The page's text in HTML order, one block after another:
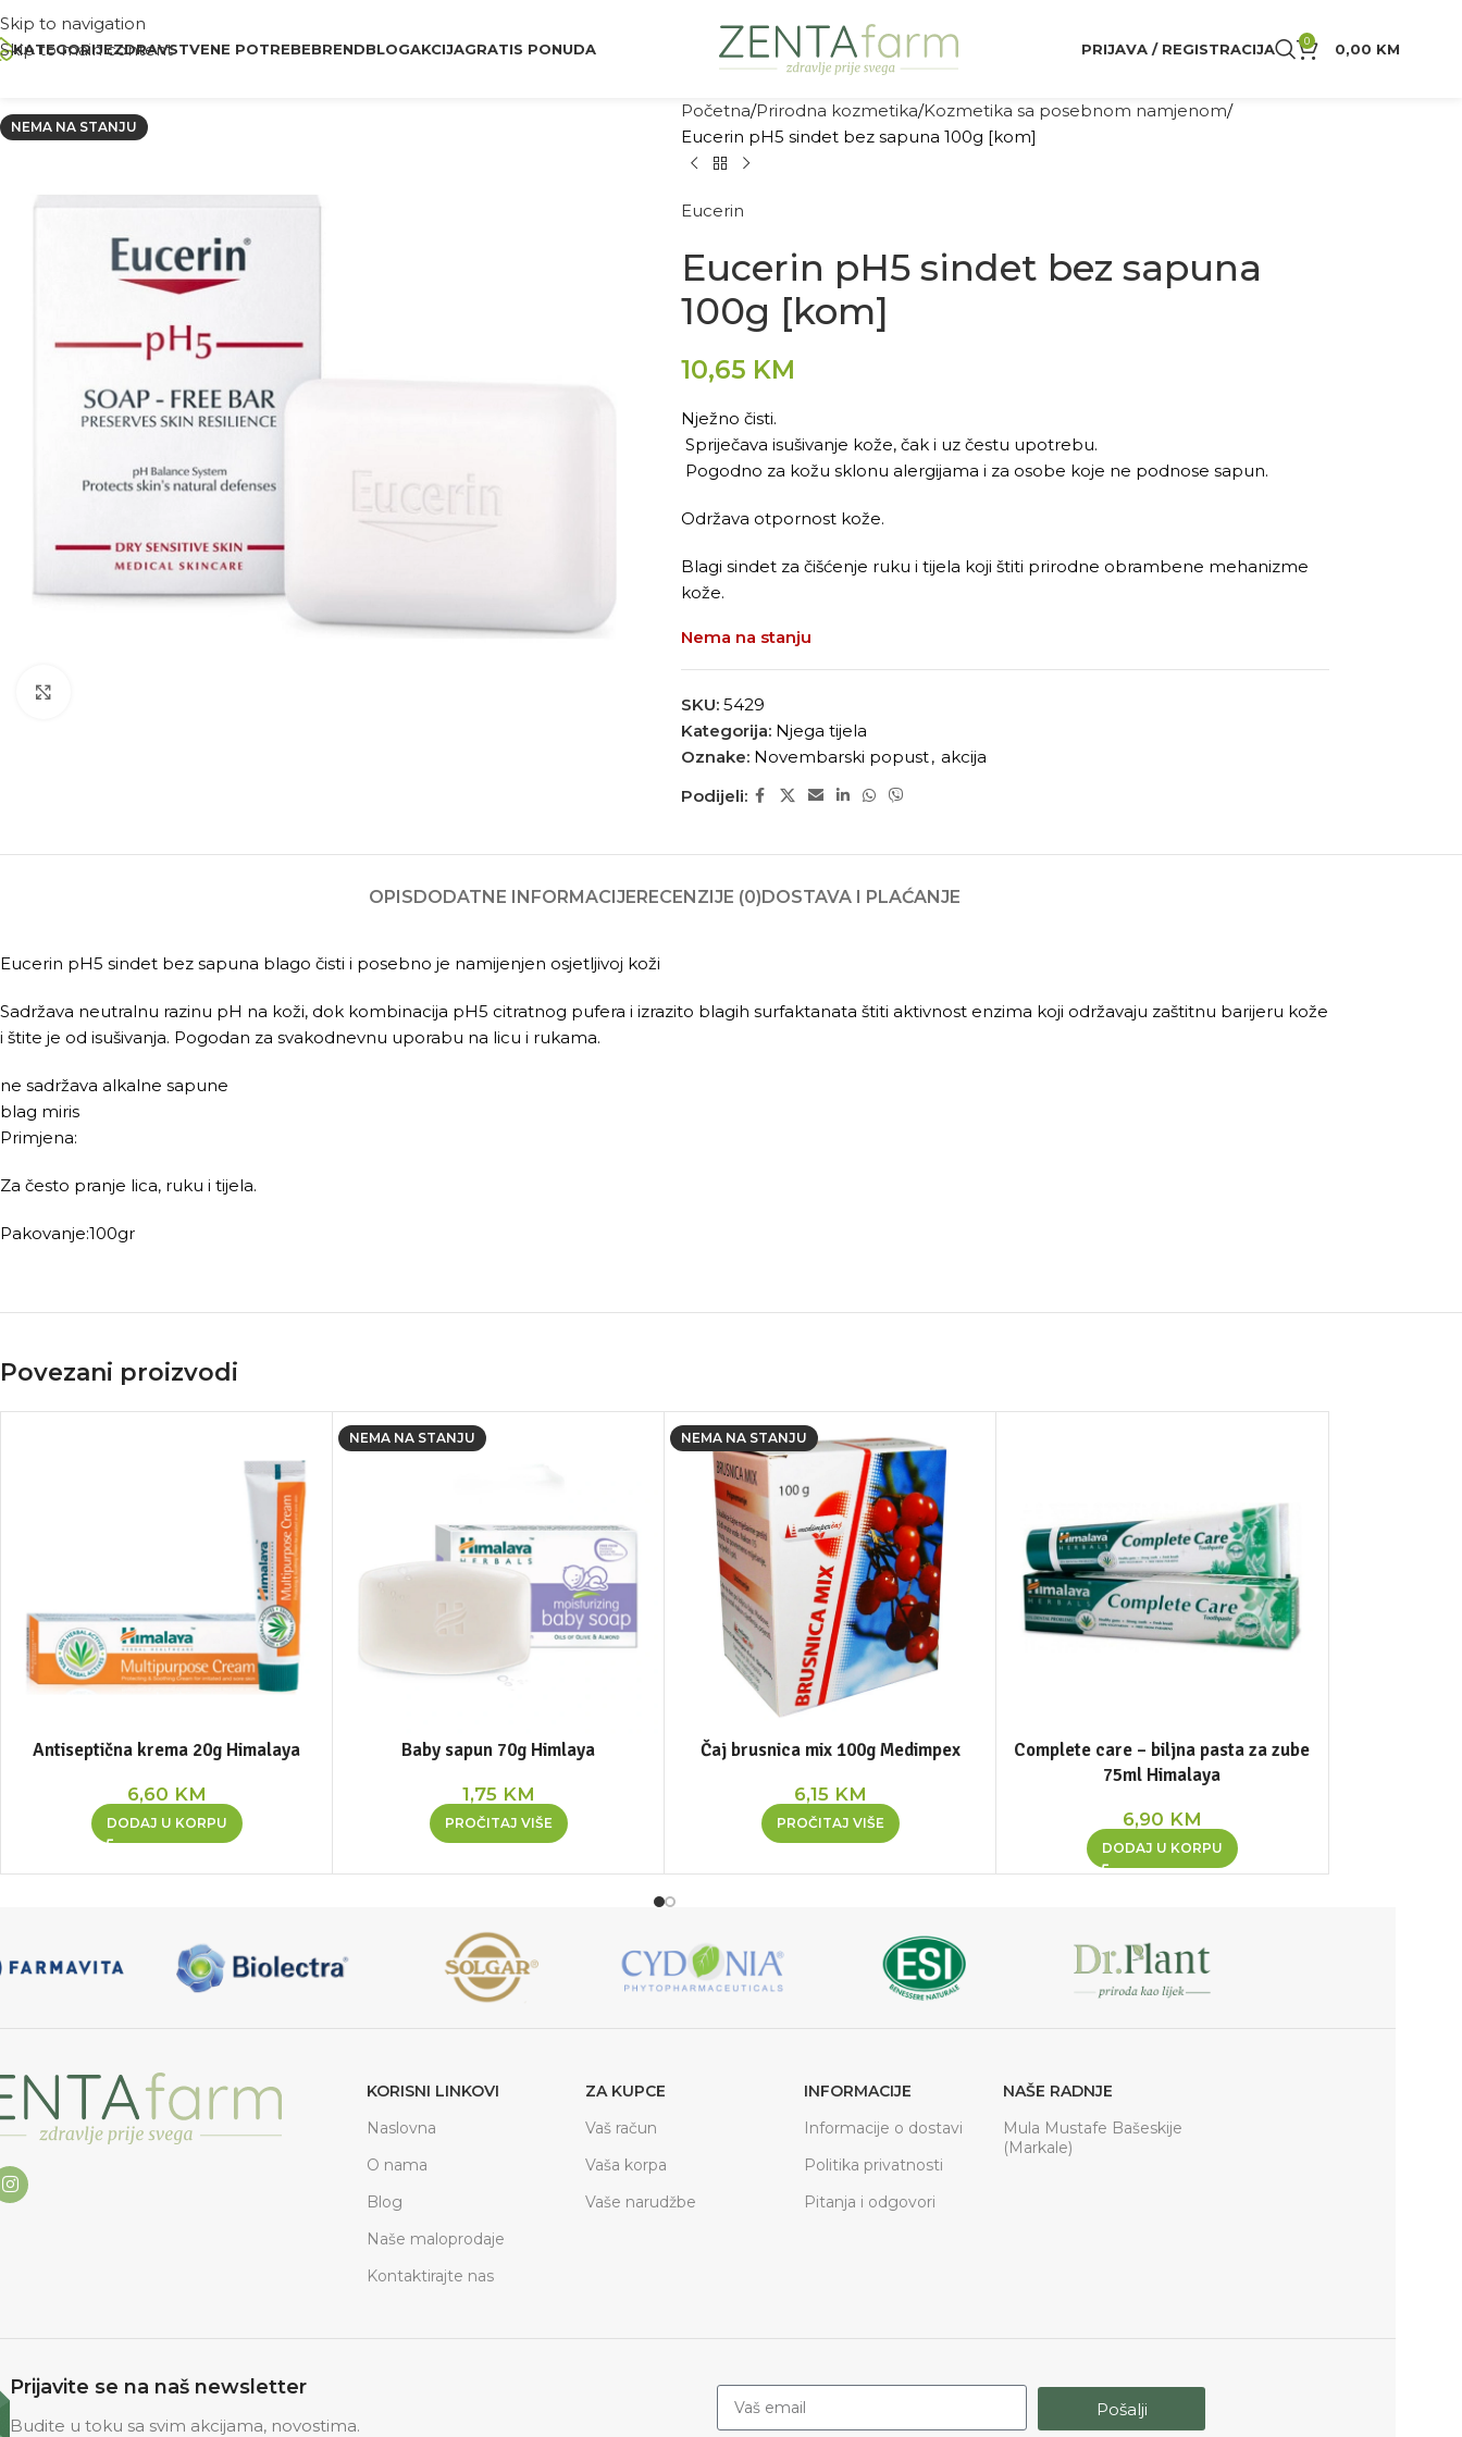
Skip to navigation
Skip to main content
KATEGORIJEZDRAVSTVENE POTREBEBRENDBLOGAKCIJAGRATIS PONUDA PRIJAVA / REGISTRACIJA 0 0,00 KM
NEMA NA STANJU
Početna Prirodna kozmetika Kozmetika sa posebnom namjenom
Eucerin pH5 sindet bez sapuna 100g [kom]
Eucerin
Eucerin pH5 sindet bez sapuna
100g [kom]
10,65 KM
Nježno čisti.
Spriječava isušivanje kože, čak i uz čestu upotrebu.
Pogodno za kožu sklonu alergijama i za osobe koje ne podnose sapun.
Održava otpornost kože.
Blagi sindet za čišćenje ruku i tijela koji štiti prirodne obrambene mehanizme
kože.
Nema na stanju
SKU: 5429
Kategorija: Njega tijela
Oznake: Novembarski popust, akcija
Podijeli:
OPISDODATNE INFORMACIJERECENZIJE (0)DOSTAVA I PLAĆANJE
Eucerin pH5 sindet bez sapuna blago čisti i posebno je namijenjen osjetljivoj koži
Sadržava neutralnu razinu pH na koži, dok kombinacija pH5 citratnog pufera i izrazito blagih surfaktanata štiti aktivnost enzima koji održavaju zaštitnu barijeru kože
i štite je od isušivanja. Pogodan za svakodnevnu uporabu na licu i rukama.
ne sadržava alkalne sapune
blag miris
Primjena:
Za često pranje lica, ruku i tijela.
Pakovanje:100gr
Povezani proizvodi
Antiseptična krema 20g Himalaya
6,60 KM
DODAJ U KORPU
NEMA NA STANJU
Baby sapun 70g Himlaya
1,75 KM
PROČITAJ VIŠE
NEMA NA STANJU
Čaj brusnica mix 100g Medimpex
6,15 KM
PROČITAJ VIŠE
Complete care – biljna pasta za zube
75ml Himalaya
6,90 KM
DODAJ U KORPU
KORISNI LINKOVI
Naslovna
O nama
Blog
Naše maloprodaje
Kontaktirajte nas
ZA KUPCE
Vaš račun
Vaša korpa
Vaše narudžbe
INFORMACIJE
Informacije o dostavi
Politika privatnosti
Pitanja i odgovori
NAŠE RADNJE
Mula Mustafe Bašeskije
(Markale)
Prijavite se na naš newsletter
Budite u toku sa svim akcijama, novostima.
Pošalji